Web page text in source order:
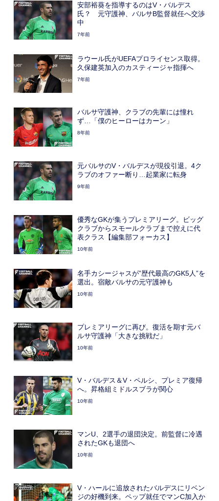
安部裕葵を指導するのはV・バルデス
氏？ 元守護神、バルサB監督就任へ交渉
中
7年前
ラウール氏がUEFAプロライセンス取得。
久保建英加入のカスティージャ指揮へ
7年前
バルサ守護神、クラブの先輩には憧れ
ず…「僕のヒーローはカーン」
8年前
元バルサのV・バルデスが現役引退。4ク
ラブのオファー断り…起業家に転身
9年前
優秀なGKが集うプレミアリーグ。ビッグ
クラブからスモールクラブまで控えに代
表クラス【編集部フォーカス】
10年前
名手カシージャスが”歴代最高のGK5人”を
選出。宿敵バルサの元守護神も
10年前
プレミアリーグに再び。復活を期す元バ
ルサ守護神「大きな挑戦だ」
10年前
V・バルデス＆V・ペルシ、プレミア復帰
へ。昇格組ミドルスブラが関心
10年前
マンU、2選手の退団決定。前監督に冷遇
されたGKも退団へ
10年前
V・ハールに追放されたバルデスにリベン
ジの好機到来。ペップ就任でマンC加入か